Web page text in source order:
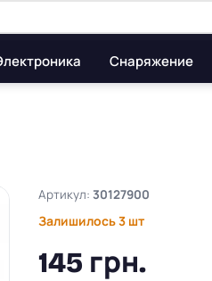
Снаряжение
Артикул: 30127900
Залишилось 3 шт
145 грн.